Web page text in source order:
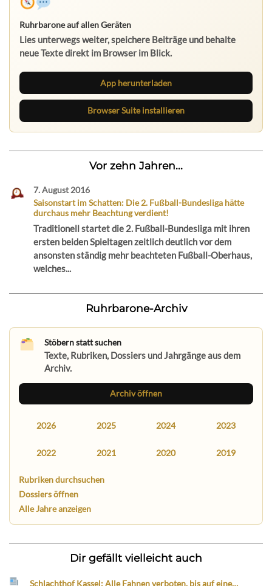
Ruhrbarone auf allen Geräten
Lies unterwegs weiter, speichere Beiträge und behalte
neue Texte direkt im Browser im Blick.
App herunterladen
Browser Suite installieren
Vor zehn Jahren...
7. August 2016
Saisonstart im Schatten: Die 2. Fußball-Bundesliga hätte
durchaus mehr Beachtung verdient!
Traditionell startet die 2. Fußball-Bundesliga mit ihren
ersten beiden Spieltagen zeitlich deutlich vor dem
ansonsten ständig mehr beachteten Fußball-Oberhaus,
welches...
Ruhrbarone-Archiv
Stöbern statt suchen
Texte, Rubriken, Dossiers und Jahrgänge aus dem
Archiv.
Archiv öffnen
2026 2025 2024 2023
2022 2021 2020 2019
Rubriken durchsuchen
Dossiers öffnen
Alle Jahre anzeigen
Dir gefällt vielleicht auch
Schlachthof Kassel: Alle Fahnen verboten, bis auf eine…